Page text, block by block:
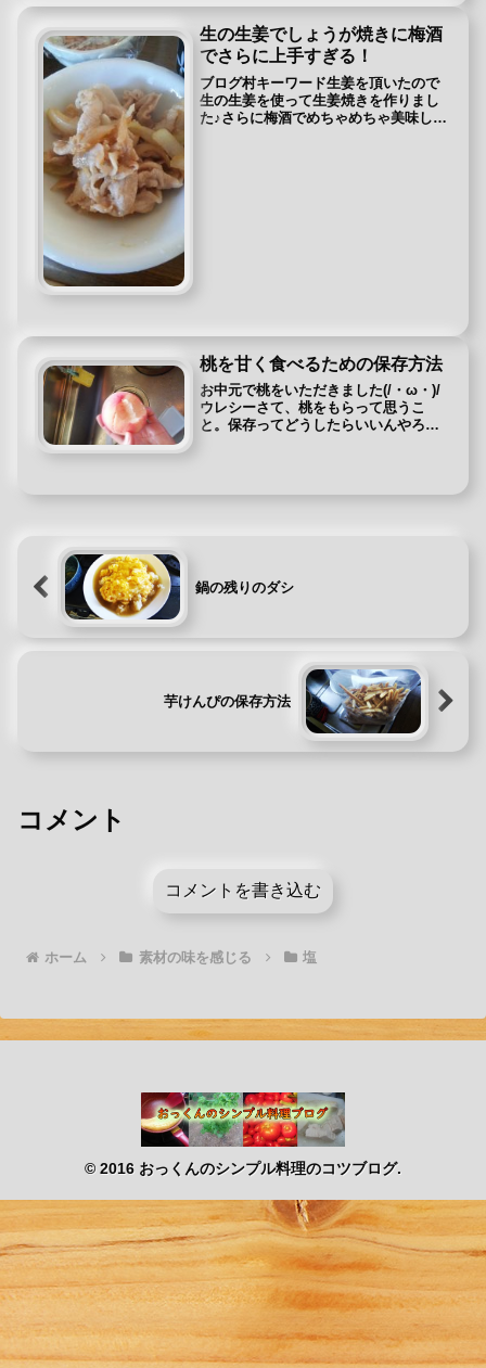
いですよ、美味しいけど美味しいその
カントリーマームを少しオーブント
ー...
生の生姜でしょうが焼きに梅酒
でさらに上手すぎる！
ブログ村キーワード生姜を頂いたので
生の生姜を使って生姜焼きを作りまし
た♪さらに梅酒でめちゃめちゃ美味しく
桃を甘く食べるための保存方法
お中元で桃をいただきました(/・ω・)/
ウレシーさて、桃をもらって思うこ
と。保存ってどうしたらいいんやろ？
調べたのですが、温度と果物の甘さ...
鍋の残りのダシ
芋けんぴの保存方法
コメント
コメントを書き込む
ホーム 素材の味を感じる 塩
© 2016 おっくんのシンプル料理のコツブログ.